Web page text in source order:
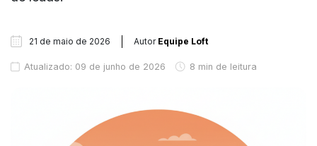
21 de maio de 2026 Autor Equipe Loft
Atualizado: 09 de junho de 2026 8 min de leitura